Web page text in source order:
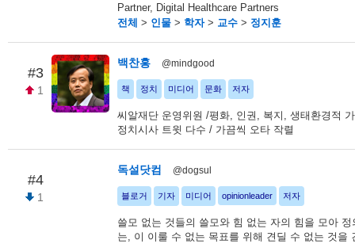
Partner, Digital Healthcare Partners
전체 > 인물 > 학자> 교수 > 정지훈
#3
1
백찬홍 @mindgood
책 정치 미디어 문화 저자
씨알재단 운영위원 /평화, 인권, 복지, 생태환경적
정치시사 트윗 다수 / 가끔씩 오타 작렬
#4
1
독설닷컴 @dogsul
블로거 기자 미디어 opinionleader 저자
쓸모 없는 것들의 쓸모와 힘 없는 자의 힘을 모아 정
는, 이 이룰 수 없는 목표를 위해 견딜 수 없는 것을